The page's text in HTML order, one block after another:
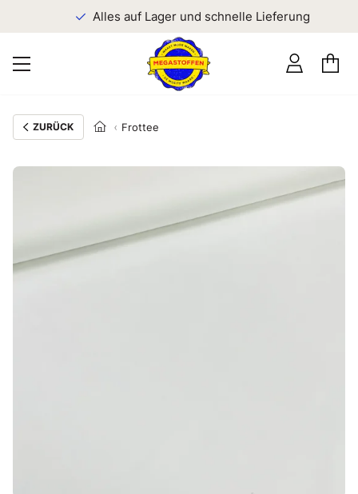
Alles auf Lager und schnelle Lieferung
ZURÜCK Frottee